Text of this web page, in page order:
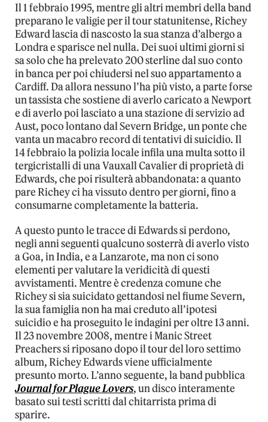
Il 1 febbraio 1995, mentre gli altri membri della band
preparano le valigie per il tour statunitense, Richey
Edward lascia di nascosto la sua stanza d’albergo a
Londra e sparisce nel nulla. Dei suoi ultimi giorni si
sa solo che ha prelevato 200 sterline dal suo conto
in banca per poi chiudersi nel suo appartamento a
Cardiff. Da allora nessuno l’ha più visto, a parte forse
un tassista che sostiene di averlo caricato a Newport
e di averlo poi lasciato a una stazione di servizio ad
Aust, poco lontano dal Severn Bridge, un ponte che
vanta un macabro record di tentativi di suicidio. Il
14 febbraio la polizia locale infila una multa sotto il
tergicristalli di una Vauxall Cavalier di proprietà di
Edwards, che poi risulterà abbandonata: a quanto
pare Richey ci ha vissuto dentro per giorni, fino a
consumarne completamente la batteria.
A questo punto le tracce di Edwards si perdono,
negli anni seguenti qualcuno sosterrà di averlo visto
a Goa, in India, e a Lanzarote, ma non ci sono
elementi per valutare la veridicità di questi
avvistamenti. Mentre è credenza comune che
Richey si sia suicidato gettandosi nel fiume Severn,
la sua famiglia non ha mai creduto all’ipotesi
suicidio e ha proseguito le indagini per oltre 13 anni.
Il 23 novembre 2008, mentre i Manic Street
Preachers si riposano dopo il tour del loro settimo
album, Richey Edwards viene ufficialmente
presunto morto. L’anno seguente, la band pubblica
Journal for Plague Lovers, un disco interamente
basato sui testi scritti dal chitarrista prima di
sparire.